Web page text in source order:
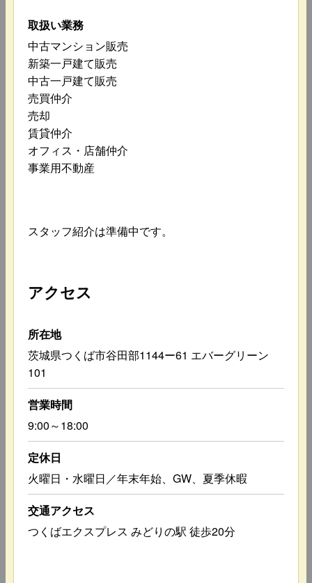
取扱い業務
中古マンション販売
新築一戸建て販売
中古一戸建て販売
売買仲介
売却
賃貸仲介
オフィス・店舗仲介
事業用不動産
スタッフ紹介は準備中です。
アクセス
所在地
茨城県つくば市谷田部1144ー61 エバーグリーン
101
営業時間
9:00～18:00
定休日
火曜日・水曜日／年末年始、GW、夏季休暇
交通アクセス
つくばエクスプレス みどりの駅 徒歩20分